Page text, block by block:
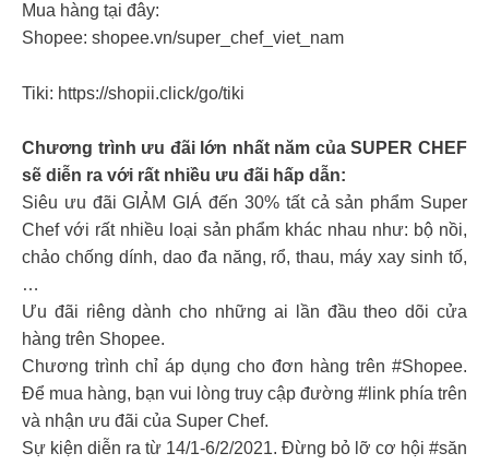
Mua hàng tại đây:
Shopee: shopee.vn/super_chef_viet_nam
Tiki: https://shopii.click/go/tiki
Chương trình ưu đãi lớn nhất năm của SUPER CHEF
sẽ diễn ra với rất nhiều ưu đãi hấp dẫn:
Siêu ưu đãi GIẢM GIÁ đến 30% tất cả sản phẩm Super
Chef với rất nhiều loại sản phẩm khác nhau như: bộ nồi,
chảo chống dính, dao đa năng, rổ, thau, máy xay sinh tố,
…
Ưu đãi riêng dành cho những ai lần đầu theo dõi cửa
hàng trên Shopee.
Chương trình chỉ áp dụng cho đơn hàng trên #Shopee.
Để mua hàng, bạn vui lòng truy cập đường #link phía trên
và nhận ưu đãi của Super Chef.
Sự kiện diễn ra từ 14/1-6/2/2021. Đừng bỏ lỡ cơ hội #săn